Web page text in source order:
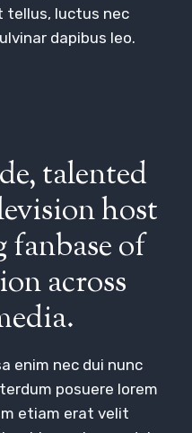
tellus, luctus nec
dapibus leo.
talented
host
of
across
enim nec dui nunc
posuere lorem
etiam erat velit